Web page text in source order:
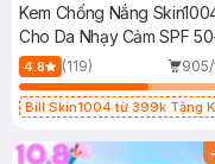
Kem Chống Nắng
Cho Da Nhạy Cảm SPF
50ml
4.8 (119)
Bill Skin1004 từ 399k Tặng
SPF 50+ 20ml (SL Có Hạn)
-